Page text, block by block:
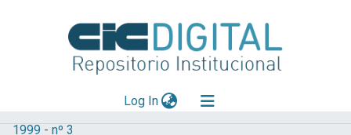
Log In(current)
1999 - nº 3